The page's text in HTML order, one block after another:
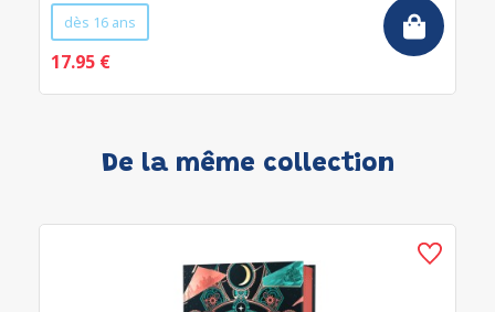
dès 16 ans
17.95 €
De la même collection